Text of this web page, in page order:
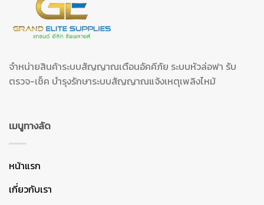
จำหน่ายสินค้าระบบสัญญาณเตือนอัคคีภัย ระบบหัวล่อฟา รับ
ตรวจ-เช็ค บำรุงรักษาระบบสัญญาณแจ้งเหตุเพลิงไหม้
เมนูทางลัด
หน้าแรก
เกี่ยวกับเรา